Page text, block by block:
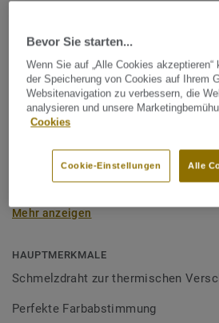
Schmelzdraht für
Unicoloured PINE
Linoleum-Bahnen verwendet.
farblich auf unser
besondere Designeffekte schaffen.
Mehr anzeigen
HAUPTMERKMALE
Schmelzdraht zur thermischen
Perfekte Farbabstimmung
Bevor Sie starten...
Wenn Sie auf „Alle Cookies
der Speicherung von Cookies auf Ihrem
Websitenavigation zu verbessern, die
analysieren und unsere
Cookies
Alle
Cookie-Einstellungen